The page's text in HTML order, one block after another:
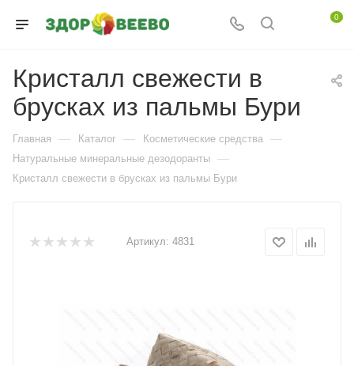
0
Кристалл свежести в
брусках из пальмы Бури
Главная — Каталог — Косметические средства —
Натуральные минеральные дезодоранты —
Кристалл свежести в брусках из пальмы Бури
Артикул: 4831